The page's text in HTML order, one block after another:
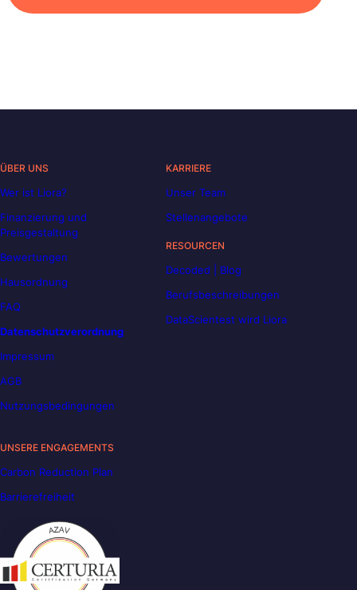
ÜBER UNS
Wer ist Liora?
Finanzierung und
Preisgestaltung
Bewertungen
Hausordnung
FAQ
Datenschutzverordnung
Impressum
AGB
Nutzungsbedingungen
KARRIERE
Unser Team
Stellenangebote
RESOURCEN
Decoded | Blog
Berufsbeschreibungen
DataScientest wird Liora
UNSERE ENGAGEMENTS
Carbon Reduction Plan
Barrierefreiheit